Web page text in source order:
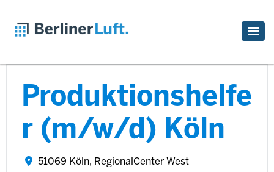
Produktionshelfe
r (m/w/d) Köln
51069 Köln, RegionalCenter West